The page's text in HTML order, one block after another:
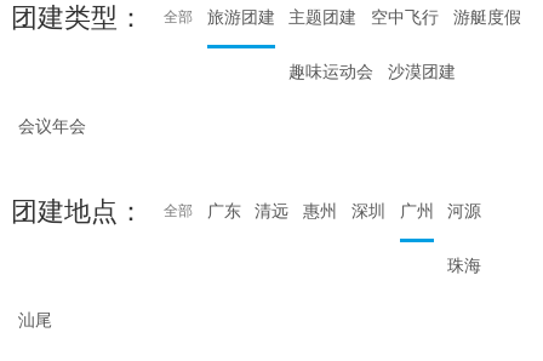
团建类型： 全部 旅游团建 主题团建 空中飞行 游艇度假
趣味运动会 沙漠团建
会议年会
团建地点： 全部 广东 清远 惠州 深圳 广州 河源
珠海
汕尾